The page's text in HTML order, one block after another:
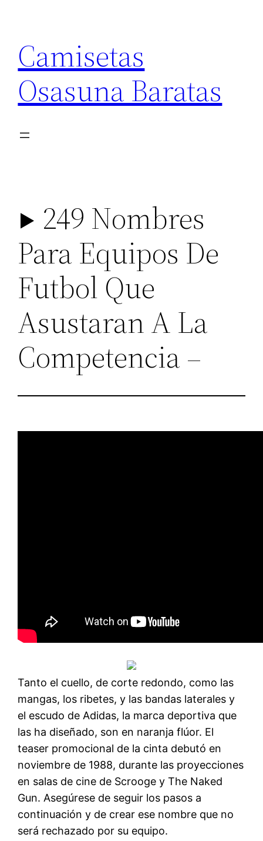
contenido
Camisetas
Osasuna Baratas
▶ 249 Nombres
Para Equipos De
Futbol Que
Asustaran A La
Competencia –
Tanto el cuello, de corte redondo, como las
mangas, los ribetes, y las bandas laterales y
el escudo de Adidas, la marca deportiva que
las ha diseñado, son en naranja flúor. El
teaser promocional de la cinta debutó en
noviembre de 1988, durante las proyecciones
en salas de cine de Scrooge y The Naked
Gun. Asegúrese de seguir los pasos a
continuación y de crear ese nombre que no
será rechazado por su equipo.